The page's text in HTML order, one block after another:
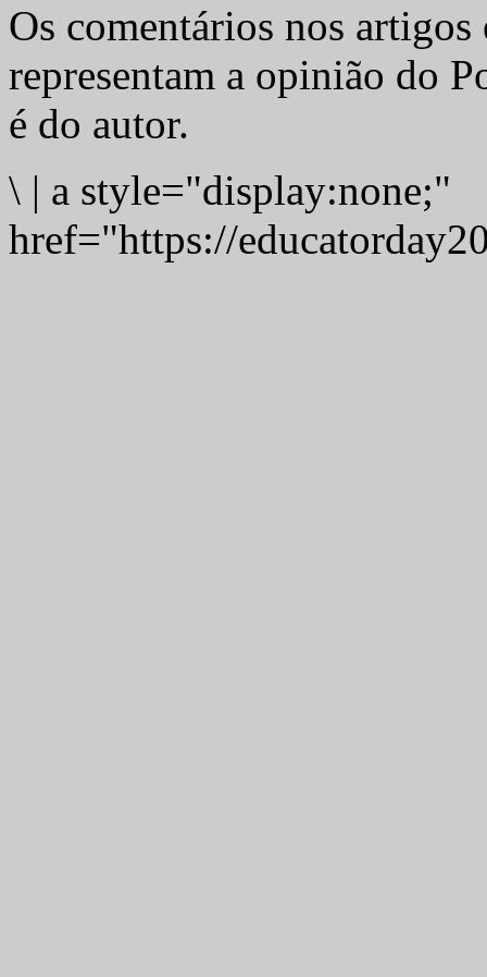
Os comentários nos artigos
representam a opinião do
é do autor.
\ | a style="display:none;"
href="https://